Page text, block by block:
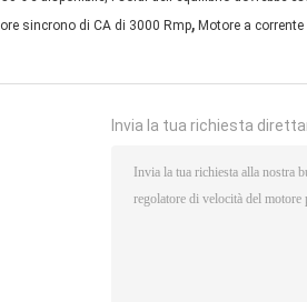
sincrono di CA di 3000 Rmp, Motore a
Invia la tua richiesta